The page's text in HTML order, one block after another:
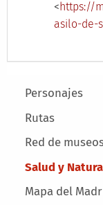
Main menu
Personajes
Rutas
Red de
Salud y
Mapa del
<https://
asilo-de-